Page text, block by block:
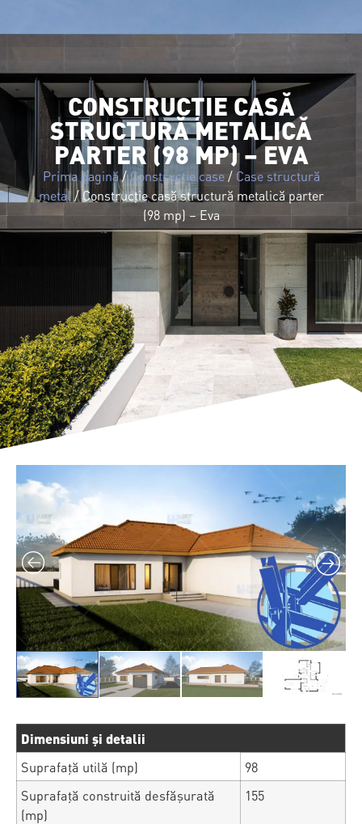
CONSTRUCȚIE CASĂ
STRUCTURĂ METALICĂ
PARTER (98 MP) – EVA
Prima pagină/Construcție case/ Case structură
metal/ Construcție casă structură metalică parter
(98 mp) – Eva
Dimensiuni și detalii
Suprafață utilă (mp)
98
Suprafață construită desfășurată
(mp)
155